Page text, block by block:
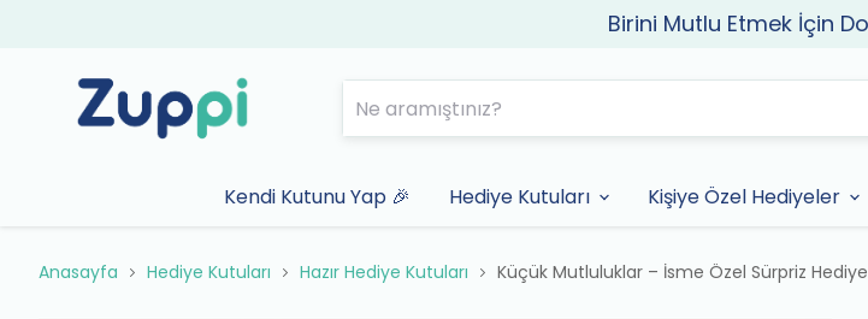
Birini Mutlu Etmek İçin
Kendi Kutunu Yap 🎉 Hediye Kutuları Kişiye Özel Hediyeler
Anasayfa Hediye Kutuları Hazır Hediye Kutuları Küçük Mutluluklar – İsme Özel Sürpriz